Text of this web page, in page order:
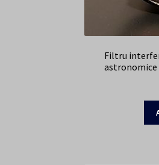
Filtru
astronomice